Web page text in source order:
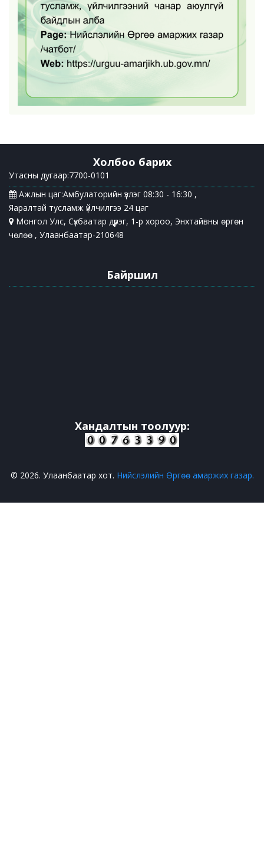
Холбоо барих
Утасны дугаар:7700-0101
Ажлын цаг:Амбулаторийн үзлэг 08:30 - 16:30 ,
Яаралтай тусламж үйлчилгээ 24 цаг
Монгол Улс, Сүхбаатар дүүрэг, 1-р хороо, Энхтайвны өргөн
чөлөө , Улаанбаатар-210648
Байршил
Хандалтын тоолуур:
© 2026. Улаанбаатар хот. Нийслэлийн Өргөө амаржих газар.